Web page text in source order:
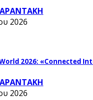
2026
2026: «Connected
2026